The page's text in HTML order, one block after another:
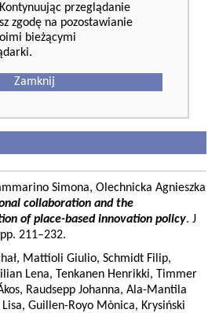
przeglądanie
zgodę na pozostawianie
bieżącymi
Zamknij
Simona, Olechnicka Agnieszka
collaboration and the
of place-based innovation policy. J
211–232.
Mattioli Giulio, Schmidt Filip,
Lena, Tenkanen Henrikki, Timmer
Raudsepp Johanna, Ala-Mantila
Lisa, Guillen-Royo Mònica, Krysiński